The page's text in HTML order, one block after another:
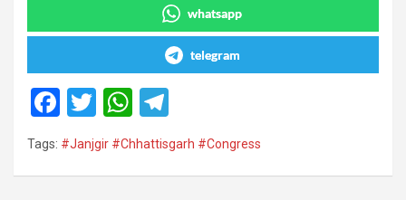
whatsapp
telegram
F
a
ce
T
wi
tt
W
h
at
el
e
Tags: #Janjgir #Chhattisgarh #Congress